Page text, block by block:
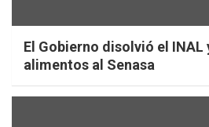
El Gobierno disolvió el INAL
alimentos al Senasa